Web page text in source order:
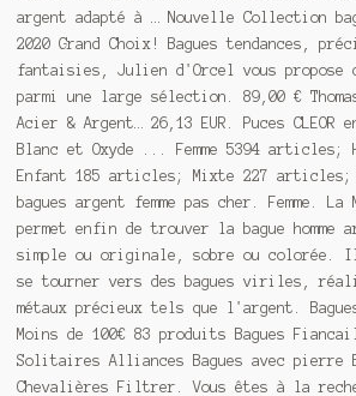
argent adapté à … Nouvelle Collection
2020 Grand Choix! Bagues tendances,
fantaisies, Julien d'Orcel vous propose
parmi une large sélection. 89,00 €
Acier & Argent… 26,13 EUR. Puces CLEOR
Blanc et Oxyde ... Femme 5394 articles;
Enfant 185 articles; Mixte 227
bagues argent femme pas cher. Femme. La
permet enfin de trouver la bague homme
simple ou originale, sobre ou colorée.
se tourner vers des bagues viriles,
métaux précieux tels que l'argent. Bagues
Moins de 100€ 83 produits Bagues
Solitaires Alliances Bagues avec pierre
Chevalières Filtrer. Vous êtes à la